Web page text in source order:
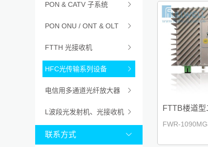
PON & CATV 子系统 
PON ONU / ONT & OLT 
FTTH 光接收机 
HFC光传输系列设备 
电信用多通道光纤放大器 
L波段光发射机、光接收机 

联系方式
FTTB楼道
FWR-